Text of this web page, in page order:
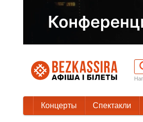
Концерты Спектакли